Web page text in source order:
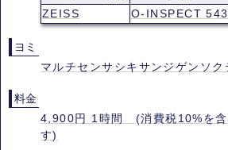
ZEISS
O-INSPECT 543
ヨミ
マルチセンサシキサンジゲンソク
料金
4,900円 1時間 (消費税10%を含
す)